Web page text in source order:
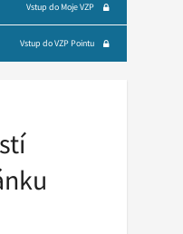
Vstup do Moje VZP
Vstup do VZP Pointu